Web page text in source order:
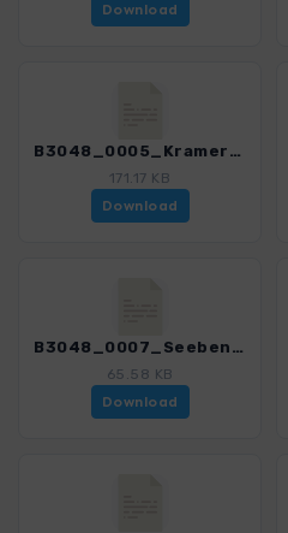
Download
B3048_0005_Kramerplateau_mit Var_3048_3.gpx
171.17 KB
Download
B3048_0007_Seebensee_3048_3.gpx
65.58 KB
Download